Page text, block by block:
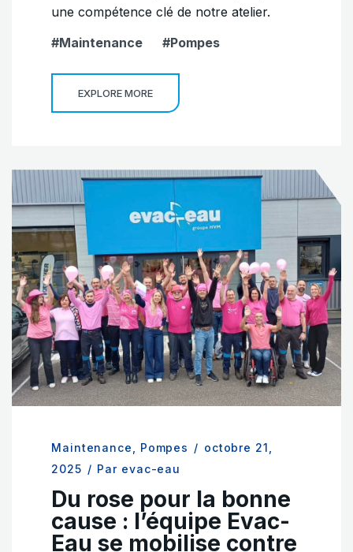
une compétence clé de notre atelier.
Maintenance
Pompes
EXPLORE MORE
Maintenance Pompes / octobre 21,
2025 / Par evac-eau
Du rose pour la bonne
cause : l’équipe Evac-
Eau se mobilise contre